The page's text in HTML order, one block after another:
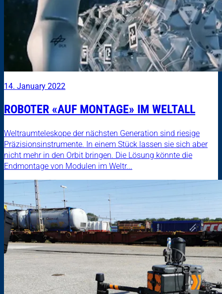
14. January 2022
ROBOTER «AUF MONTAGE» IM WELTALL
Weltraumteleskope der nächsten Generation sind riesige
Präzisionsinstrumente. In einem Stück lassen sie sich aber
nicht mehr in den Orbit bringen. Die Lösung könnte die
Endmontage von Modulen im Weltr...